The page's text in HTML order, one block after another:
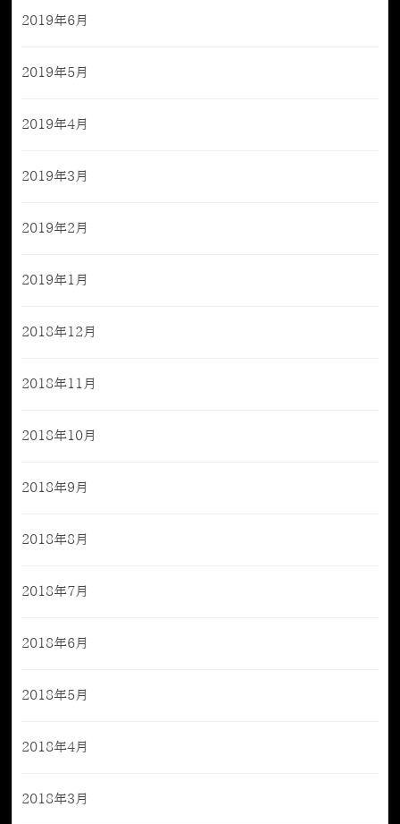
2019年6月
2019年5月
2019年4月
2019年3月
2019年2月
2019年1月
2018年12月
2018年11月
2018年10月
2018年9月
2018年8月
2018年7月
2018年6月
2018年5月
2018年4月
2018年3月